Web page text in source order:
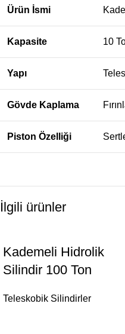
Ürün İsmi
Kapasite 10
Yapı
Gövde Kaplama
Piston Özelliği
İlgili ürünler
Kademeli Hidrolik
Silindir 100 Ton
Teleskobik Silindirler